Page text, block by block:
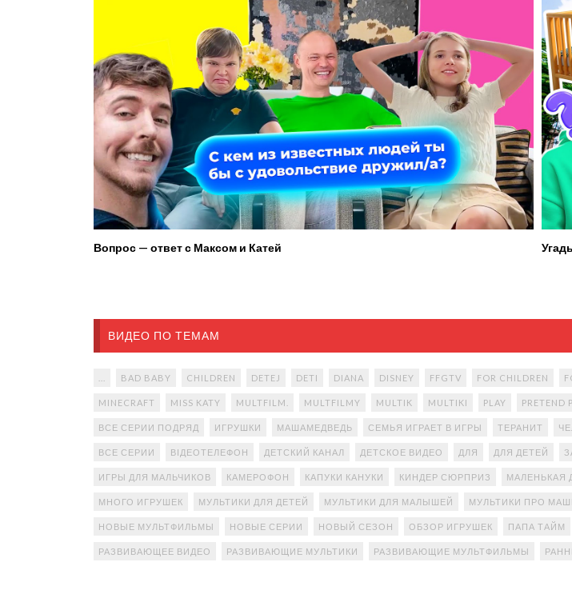
Вопрос — ответ с Максом и Катей
ВИДЕО ПО ТЕМАМ
BAD BABY CHILDREN DETEJ DETI DIANA DISNEY FFGTV FOR CHILDREN
MINECRAFT MISS KATY MULTFILM. MULTFILMY MULTIK MULTIKI PLAY PRETEND
ВСЕ СЕРИИ ПОДРЯД ИГРУШКИ МАШАМЕДВЕДЬ СЕМЬЯ ИГРАЕТ В ИГРЫ ТЕРАНИТ
ВСЕ СЕРИИ ВІДЕОТЕЛЕФОН ДЕТСКИЙ КАНАЛ ДЕТСКОЕ ВИДЕО ДЛЯ ДЛЯ ДЕТЕЙ
ИГРЫ ДЛЯ МАЛЬЧИКОВ КАМЕРОФОН КАПУКИ КАНУКИ КИНДЕР СЮРПРИЗ МАЛЕНЬКАЯ
МНОГО ИГРУШЕК МУЛЬТИКИ ДЛЯ ДЕТЕЙ МУЛЬТИКИ ДЛЯ МАЛЫШЕЙ МУЛЬТИКИ ПРО
НОВЫЕ МУЛЬТФИЛЬМЫ НОВЫЕ СЕРИИ НОВЫЙ СЕЗОН ОБЗОР ИГРУШЕК ПАПА ТАЙМ
РАЗВИВАЮЩЕЕ ВИДЕО РАЗВИВАЮЩИЕ МУЛЬТИКИ РАЗВИВАЮЩИЕ МУЛЬТФИЛЬМЫ